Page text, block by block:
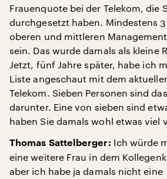
Frauenquote bei der Telekom, die
durchgesetzt haben. Mindestens
oberen und mittleren
sein. Das wurde damals als kleine
Jetzt, fünf Jahre später, habe ich
Liste angeschaut mit dem
Telekom. Sieben Personen sind
darunter. Eine von sieben sind
haben Sie damals wohl etwas viel
Thomas Sattelberger: Ich würde
eine weitere Frau in dem
aber ich habe ja damals nicht eine